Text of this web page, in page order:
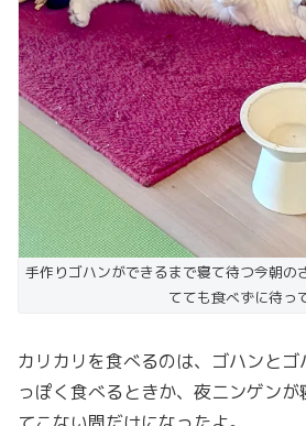
手作りゴハンができるまで寝て待つ今朝の
てても食べずに待っ
カリカリを食べるのは、ゴハンと
っぽく食べるときか、夜ニンゲン